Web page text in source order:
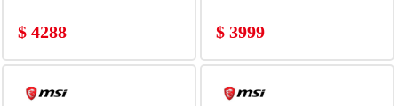
$ 4288 $ 3999